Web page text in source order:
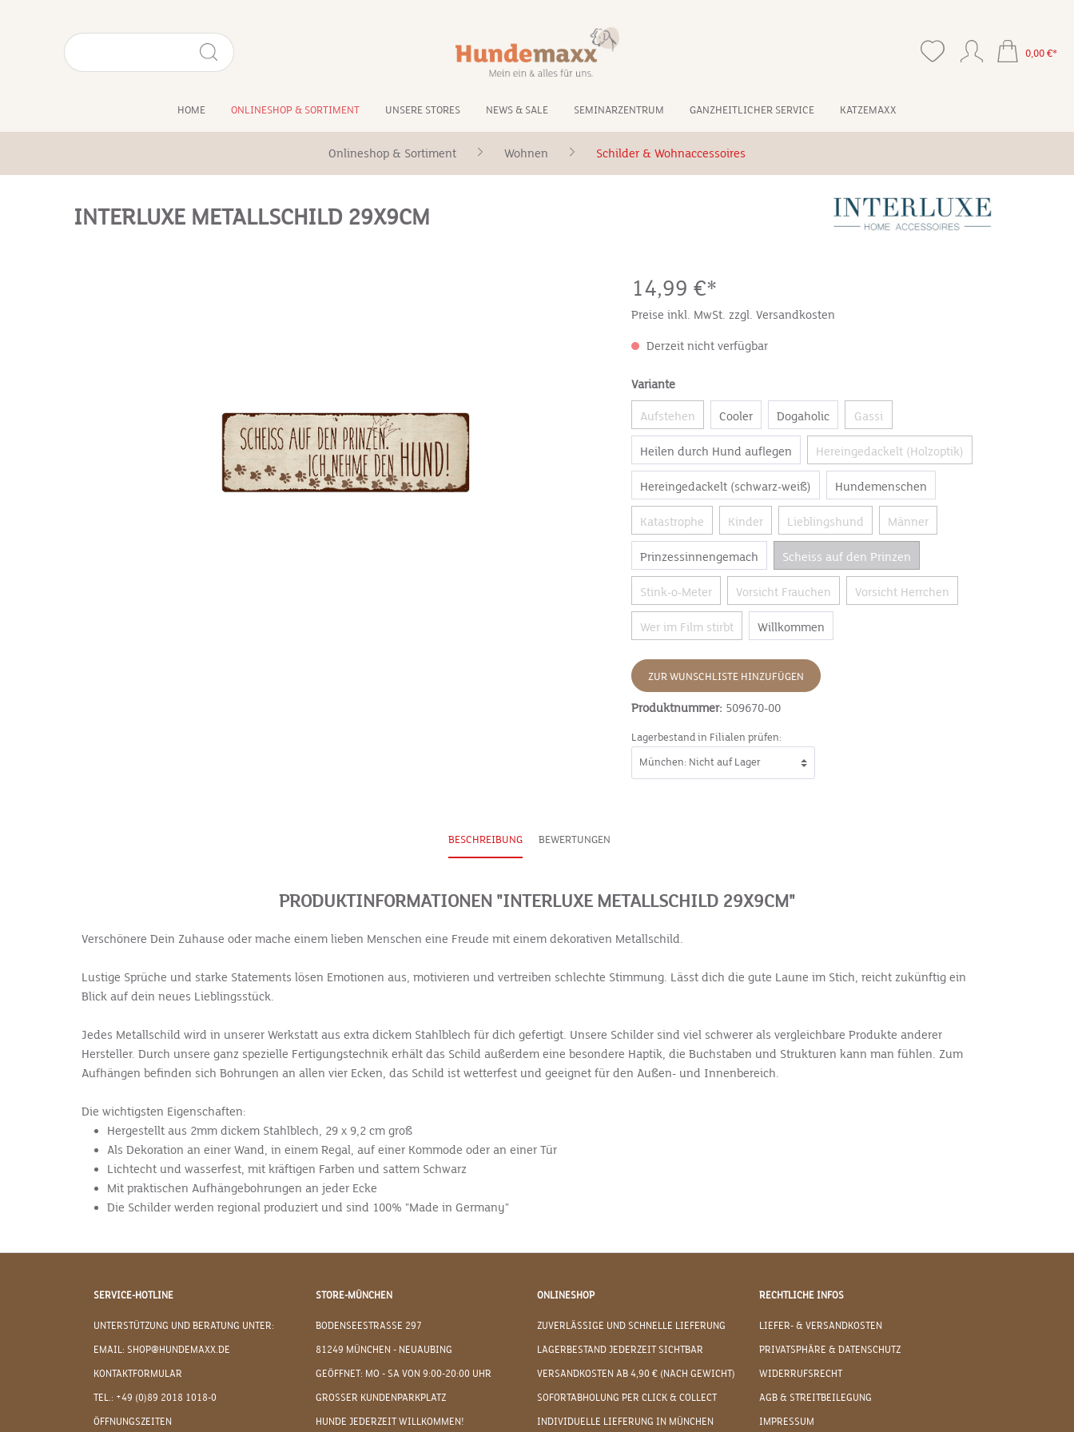
0,00 €*
HOME ONLINESHOP & SORTIMENT UNSERE STORES NEWS & SALE SEMINARZENTRUM GANZHEITLICHER SERVICE KATZEMAXX
Onlineshop & Sortiment Wohnen Schilder & Wohnaccessoires
INTERLUXE METALLSCHILD 29X9CM
14,99 €*
Preise inkl. MwSt. zzgl. Versandkosten
Derzeit nicht verfügbar
Variante
Aufstehen Cooler Dogaholic Gassi
Heilen durch Hund auflegen Hereingedackelt (Holzoptik)
Hereingedackelt (schwarz-weiß) Hundemenschen
Katastrophe Kinder Lieblingshund Männer
Prinzessinnengemach Scheiss auf den Prinzen
Stink-o-Meter Vorsicht Frauchen Vorsicht Herrchen
Wer im Film stirbt Willkommen
ZUR WUNSCHLISTE HINZUFÜGEN
Produktnummer: 509670-00
Lagerbestand in Filialen prüfen:
BESCHREIBUNG BEWERTUNGEN
PRODUKTINFORMATIONEN "INTERLUXE METALLSCHILD 29X9CM"
Verschönere Dein Zuhause oder mache einem lieben Menschen eine Freude mit einem dekorativen Metallschild.
Lustige Sprüche und starke Statements lösen Emotionen aus, motivieren und vertreiben schlechte Stimmung. Lässt dich die gute Laune im Stich, reicht zukünftig ein
Blick auf dein neues Lieblingsstück.
Jedes Metallschild wird in unserer Werkstatt aus extra dickem Stahlblech für dich gefertigt. Unsere Schilder sind viel schwerer als vergleichbare Produkte anderer
Hersteller. Durch unsere ganz spezielle Fertigungstechnik erhält das Schild außerdem eine besondere Haptik, die Buchstaben und Strukturen kann man fühlen. Zum
Aufhängen befinden sich Bohrungen an allen vier Ecken, das Schild ist wetterfest und geeignet für den Außen- und Innenbereich.
Die wichtigsten Eigenschaften:
Hergestellt aus 2mm dickem Stahlblech, 29 x 9,2 cm groß
Als Dekoration an einer Wand, in einem Regal, auf einer Kommode oder an einer Tür
Lichtecht und wasserfest, mit kräftigen Farben und sattem Schwarz
Mit praktischen Aufhängebohrungen an jeder Ecke
Die Schilder werden regional produziert und sind 100% "Made in Germany"
SERVICE-HOTLINE
UNTERSTÜTZUNG UND BERATUNG UNTER:
EMAIL: SHOP@HUNDEMAXX.DE
KONTAKTFORMULAR
TEL.: +49 (0)89 2018 1018-0
ÖFFNUNGSZEITEN
STORE-MÜNCHEN
BODENSEESTRASSE 297
81249 MÜNCHEN - NEUAUBING
GEÖFFNET: MO - SA VON 9:00-20:00 UHR
GROSSER KUNDENPARKPLATZ
HUNDE JEDERZEIT WILLKOMMEN!
ONLINESHOP
ZUVERLÄSSIGE UND SCHNELLE LIEFERUNG
LAGERBESTAND JEDERZEIT SICHTBAR
VERSANDKOSTEN AB 4,90 € (NACH GEWICHT)
SOFORTABHOLUNG PER CLICK & COLLECT
INDIVIDUELLE LIEFERUNG IN MÜNCHEN
RECHTLICHE INFOS
LIEFER- & VERSANDKOSTEN
PRIVATSPHÄRE & DATENSCHUTZ
WIDERRUFSRECHT
AGB & STREITBEILEGUNG
IMPRESSUM